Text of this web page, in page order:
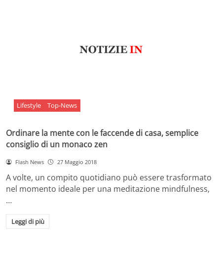
Lifestyle Top-News
Ordinare la mente con le faccende di casa, semplice
consiglio di un monaco zen
Flash News 27 Maggio 2018
A volte, un compito quotidiano può essere trasformato
nel momento ideale per una meditazione mindfulness,
…
Leggi di più